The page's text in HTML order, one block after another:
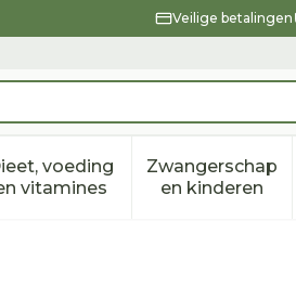
Veilige betalingen
voor Schoonheid, verzorging
voeding
vitamines
Toon submenu voor Dieet,
Zwangerschap
en kinderen
Toon